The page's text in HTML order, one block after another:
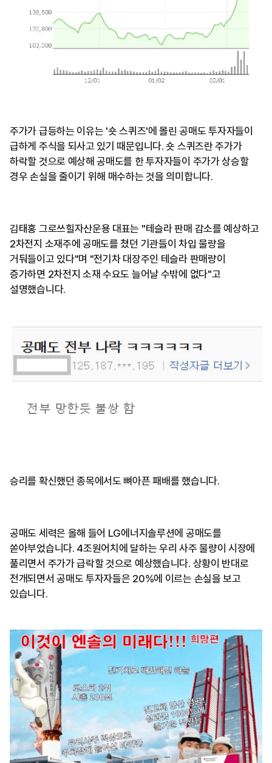
주가가 급등하는 이유는 '숏 스퀴즈'에 몰린 공매도 투자자들이
급하게 주식을 되사고 있기 때문입니다. 숏 스퀴즈란 주가가
하락할 것으로 예상해 공매도를 한 투자자들이 주가가 상승할
경우 손실을 줄이기 위해 매수하는 것을 의미합니다.
김태홍 그로쓰힐자산운용 대표는 "테슬라 판매 감소를 예상하고
2차전지 소재주에 공매도를 쳤던 기관들이 차입 물량을
거둬들이고 있다"며 "전기차 대장주인 테슬라 판매량이
증가하면 2차전지 소재 수요도 늘어날 수밖에 없다"고
설명했습니다.
승리를 확신했던 종목에서도 뼈아픈 패배를 했습니다.
공매도 세력은 올해 들어 LG에너지솔루션에 공매도를
쏟아부었습니다. 4조원어치에 달하는 우리 사주 물량이 시장에
풀리면서 주가가 급락할 것으로 예상했습니다. 상황이 반대로
전개되면서 공매도 투자자들은 20%에 이르는 손실을 보고
있습니다.